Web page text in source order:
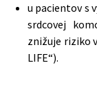
u pacientov s
srdcovej
znižuje riziko
LIFE“).